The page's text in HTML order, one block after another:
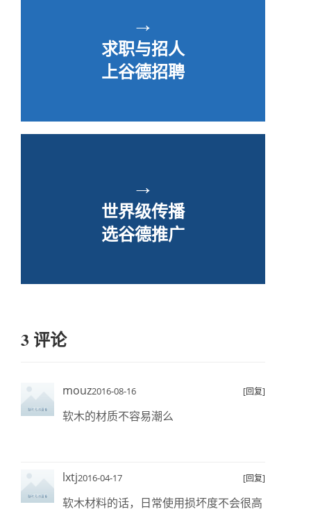
→
求职与招人
上谷德招聘
→
世界级传播
选谷德推广
3 评论
mouz2016-08-16 [回复]
软木的材质不容易潮么
lxtj2016-04-17 [回复]
软木材料的话，日常使用损坏度不会很高